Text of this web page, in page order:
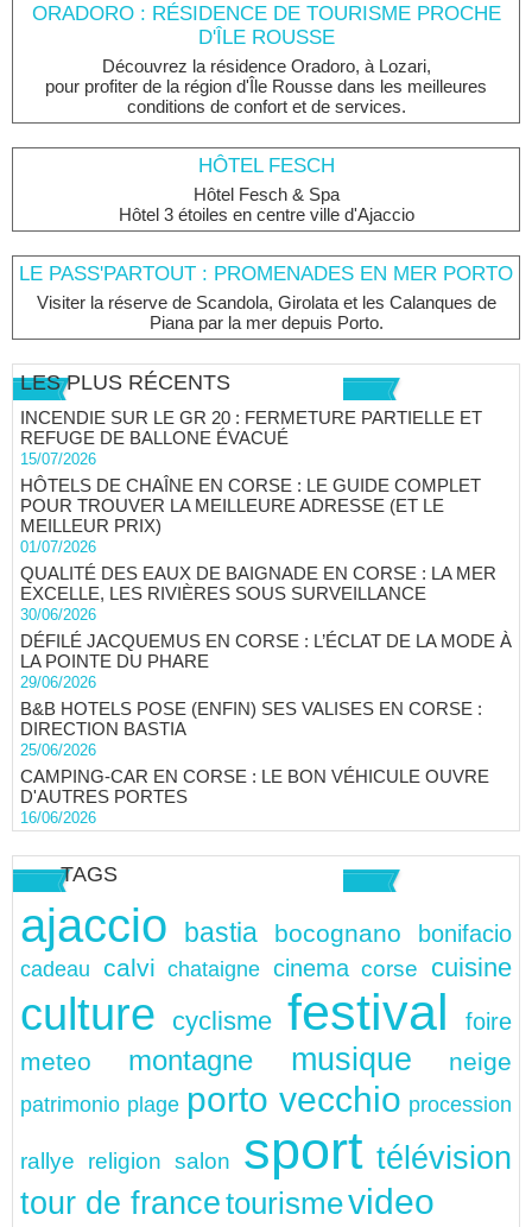
ORADORO : RÉSIDENCE DE TOURISME PROCHE
D'ÎLE ROUSSE
Découvrez la résidence Oradoro, à Lozari,
pour profiter de la région d'Île Rousse dans les meilleures
conditions de confort et de services.
HÔTEL FESCH
Hôtel Fesch & Spa
Hôtel 3 étoiles en centre ville d'Ajaccio
LE PASS'PARTOUT : PROMENADES EN MER PORTO
Visiter la réserve de Scandola, Girolata et les Calanques de
Piana par la mer depuis Porto.
LES PLUS RÉCENTS
INCENDIE SUR LE GR 20 : FERMETURE PARTIELLE ET
REFUGE DE BALLONE ÉVACUÉ
15/07/2026
HÔTELS DE CHAÎNE EN CORSE : LE GUIDE COMPLET
POUR TROUVER LA MEILLEURE ADRESSE (ET LE
MEILLEUR PRIX)
01/07/2026
QUALITÉ DES EAUX DE BAIGNADE EN CORSE : LA MER
EXCELLE, LES RIVIÈRES SOUS SURVEILLANCE
30/06/2026
DÉFILÉ JACQUEMUS EN CORSE : L’ÉCLAT DE LA MODE À
LA POINTE DU PHARE
29/06/2026
B&B HOTELS POSE (ENFIN) SES VALISES EN CORSE :
DIRECTION BASTIA
25/06/2026
CAMPING-CAR EN CORSE : LE BON VÉHICULE OUVRE
D'AUTRES PORTES
16/06/2026
TAGS
ajaccio bastia bocognano bonifacio
cadeau calvi chataigne cinema corse cuisine
culture cyclisme festival foire
meteo montagne musique neige
patrimonio plage porto vecchio procession
rallye religion salon sport télévision
tour de francetourismevideo